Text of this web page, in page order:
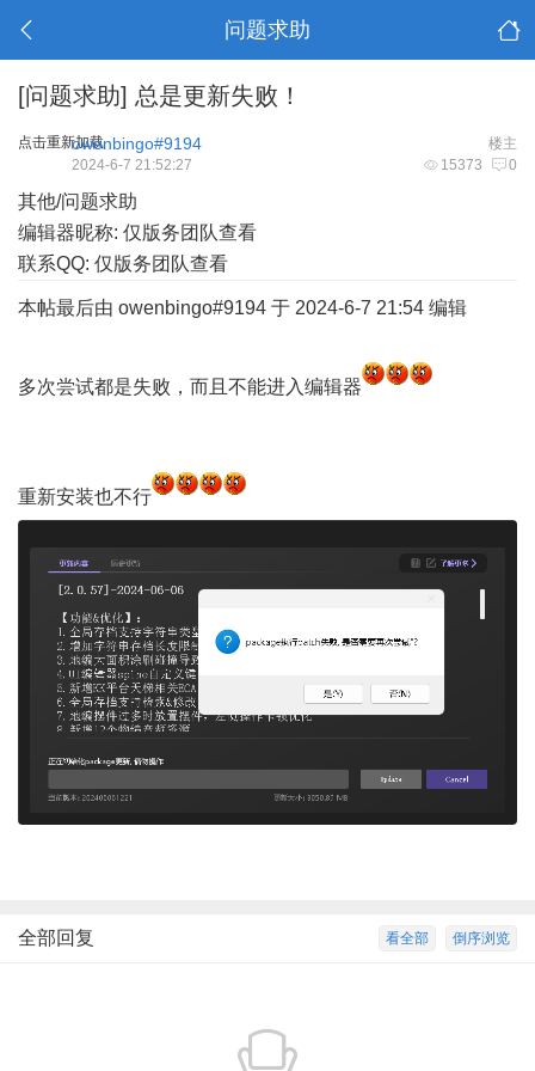
问题求助
[问题求助] 总是更新失败！
点击重新加载 楼主
owenbingo#9194
15373 0
2024-6-7 21:52:27
其他/问题求助
编辑器昵称: 仅版务团队查看
联系QQ: 仅版务团队查看
本帖最后由 owenbingo#9194 于 2024-6-7 21:54 编辑
多次尝试都是失败，而且不能进入编辑器
重新安装也不行
倒序浏览
看全部
全部回复